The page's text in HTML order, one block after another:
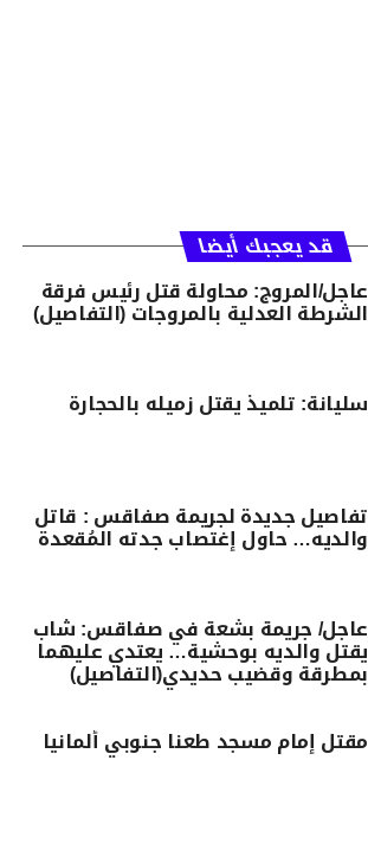
قد يعجبك أيضا
عاجل/المروج: محاولة قتل رئيس فرقة
الشرطة العدلية بالمروجات (التفاصيل)
سليانة: تلميذ يقتل زميله بالحجارة
تفاصيل جديدة لجريمة صفاقس : قاتل
والديه… حاول إغتصاب جدته المُقعدة
عاجل/ جريمة بشعة في صفاقس: شاب
يقتل والديه بوحشية… يعتدي عليهما
بمطرقة وقضيب حديدي(التفاصيل)
مقتل إمام مسجد طعنا جنوبي ألمانيا